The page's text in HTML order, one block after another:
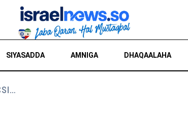
SIYASADDA AMNIGA DHAQAALAHA